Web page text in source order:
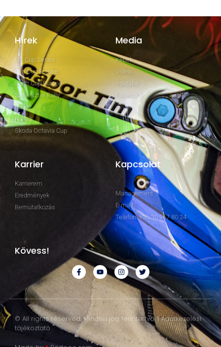
Hírek
GT Cup Series
Clio Cup Europe
Swift Cup Europe
Szilveszter Rally
Rally2
Rally3
Skoda Octavia Cup
Media
Képek
Video
Youtube
Facebook
Karrier
Karrierem
Eredmények
Bemutatkozás
Kapcsolat
Management
E-mail
Telefon: +36 20 967 80 24
Kövess!
© All rights reserved. Minden jog fenntartva. | Adatkezelési
tájékoztató